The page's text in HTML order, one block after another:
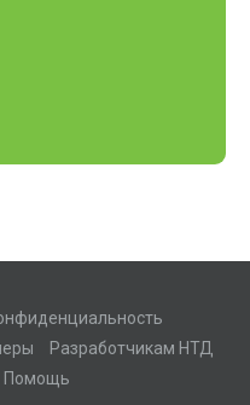
Разработчикам НТД
Помощь